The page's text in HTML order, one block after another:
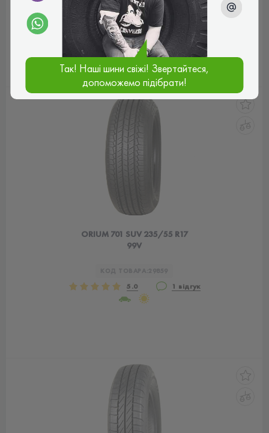
цена2 075 грн
СЕРБІЯ
ORIUM 701 SUV 235/55 R17
99V
5.0 1 відгук
Так! Наші шини свіжі! Звертайтеся,
допоможемо підібрати!